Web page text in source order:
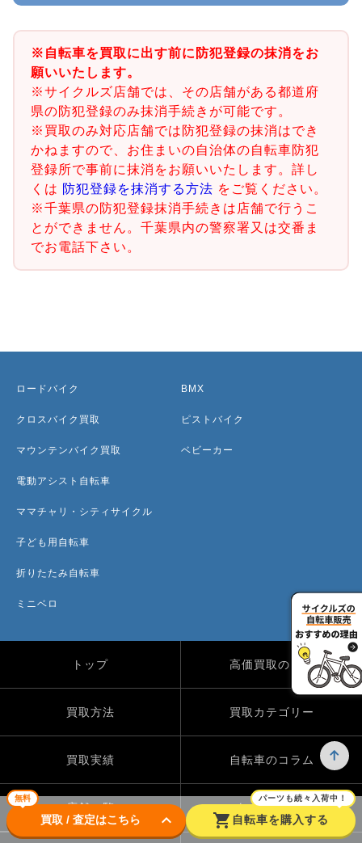
※自転車を買取に出す前に防犯登録の抹消をお
願いいたします。
※サイクルズ店舗では、その店舗がある都道府
県の防犯登録のみ抹消手続きが可能です。
※買取のみ対応店舗では防犯登録の抹消はでき
かねますので、お住まいの自治体の自転車防犯
登録所で事前に抹消をお願いいたします。詳し
くは 防犯登録を抹消する方法 をご覧ください。
※千葉県の防犯登録抹消手続きは店舗で行うこ
とができません。千葉県内の警察署又は交番ま
でお電話下さい。
無料
買取 / 査定はこちら keyboard_arrow_down shopping_cart
パーツも続々入荷中！
自転車を購入する
ロードバイク
クロスバイク買取
マウンテンバイク買取
電動アシスト自転車
ママチャリ・シティサイクル
子ども用自転車
折りたたみ自転車
ミニベロ
BMX
ピストバイク
ベビーカー
トップ 高価買取のワケ
買取方法 買取カテゴリー
買取実績 自転車のコラム
店舗一覧 よくある質問